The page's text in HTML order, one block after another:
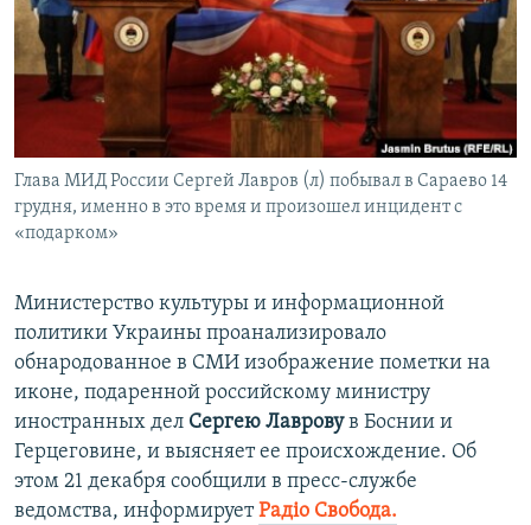
ПОБЕДИТЕЛЕЙ НЕ СУДЯТ?
КРЫМ.НЕПОКОРЕННЫЙ
ELIFBE
УКРАИНСКАЯ ПРОБЛЕМА КРЫМА
ПРИСОЕДИНЯЙТЕСЬ!
Все сайты RFE/RL
Глава МИД России Сергей Лавров (л) побывал в Сараево 14
грудня, именно в это время и произошел инцидент с
«подарком»
Министерство культуры и информационной
политики Украины проанализировало
обнародованное в СМИ изображение пометки на
иконе, подаренной российскому министру
иностранных дел Сергею Лавровув Боснии и
Герцеговине, и выясняет ее происхождение. Об
этом 21 декабря сообщили в пресс-службе
ведомства, информируетРадіо Свобода.